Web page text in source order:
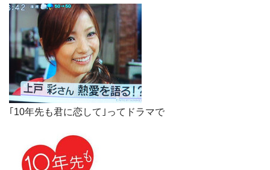
｢10年先も君に恋して｣ってドラマで